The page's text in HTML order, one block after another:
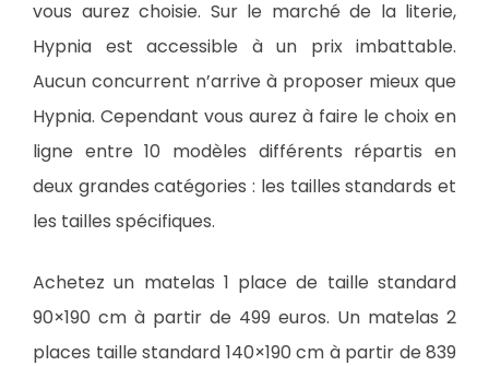
vous aurez choisie. Sur le marché de la literie,
Hypnia est accessible à un prix imbattable.
Aucun concurrent n’arrive à proposer mieux que
Hypnia. Cependant vous aurez à faire le choix en
ligne entre 10 modèles différents répartis en
deux grandes catégories : les tailles standards et
les tailles spécifiques.
Achetez un matelas 1 place de taille standard
90×190 cm à partir de 499 euros. Un matelas 2
places taille standard 140×190 cm à partir de 839